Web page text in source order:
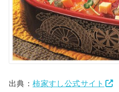
出典：柿家すし公式サイト